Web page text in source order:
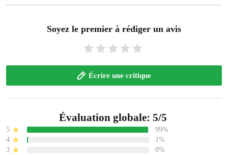
Soyez le premier à rédiger un avis
Écrire une critique
Évaluation globale: 5/5
5
99%
4
1%
3
0%